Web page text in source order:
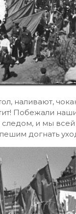
наливают,
Побежали
и мы
догнать